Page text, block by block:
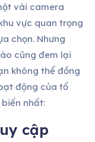
vài camera
vực quan trọng
chọn. Nhưng
cũng đem lại
không thể đồng
động của tổ
nhất:
cập